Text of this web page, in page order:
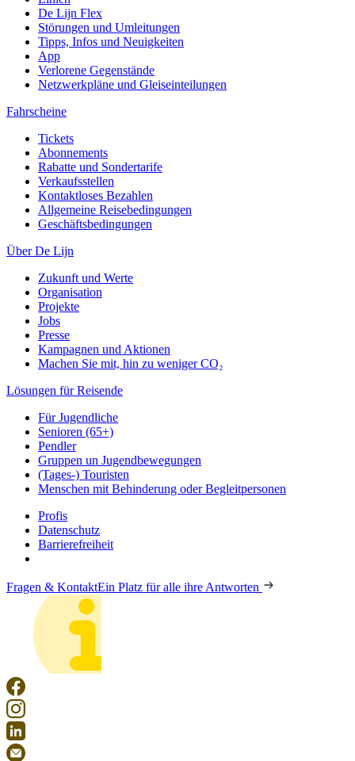
De Lijn Flex
Störungen und Umleitungen
Tipps, Infos und Neuigkeiten
App
Verlorene Gegenstände
Netzwerkpläne und Gleiseinteilungen
Fahrscheine
Tickets
Abonnements
Rabatte und Sondertarife
Verkaufsstellen
Kontaktloses Bezahlen
Allgemeine Reisebedingungen
Geschäftsbedingungen
Über De Lijn
Zukunft und Werte
Organisation
Projekte
Jobs
Presse
Kampagnen und Aktionen
Machen Sie mit, hin zu weniger CO₂
Lösungen für Reisende
Für Jugendliche
Senioren (65+)
Pendler
Gruppen un Jugendbewegungen
(Tages-) Touristen
Menschen mit Behinderung oder Begleitpersonen
Profis
Datenschutz
Barrierefreiheit
Fragen & KontaktEin Platz für alle ihre Antworten